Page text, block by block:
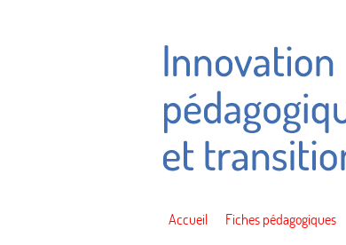
Accueil Fiches pédagogiques